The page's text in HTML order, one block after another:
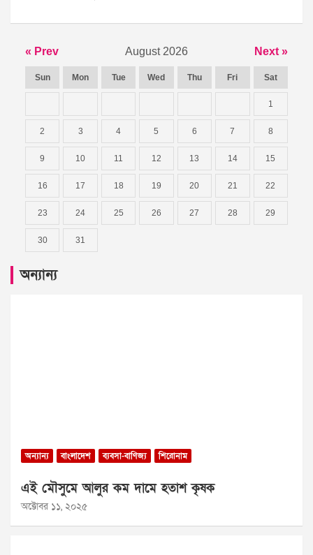
« Prev August 2026 Next »
Sun Mon Tue Wed Thu Fri Sat
1
2 3 4 5 6 7 8
9 10 11 12 13 14 15
16 17 18 19 20 21 22
23 24 25 26 27 28 29
30 31
অন্যান্য
অন্যান্য বাংলাদেশ ব্যবসা-বাণিজ্য শিরোনাম
এই মৌসুমে আলুর কম দামে হতাশ কৃষক
অক্টোবর ১১, ২০২৫